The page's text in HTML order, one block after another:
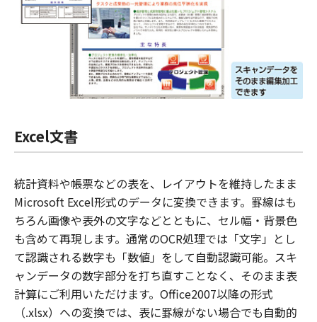
Excel文書
統計資料や帳票などの表を、レイアウトを維持したまま
Microsoft Excel形式のデータに変換できます。罫線はも
ちろん画像や表外の文字などとともに、セル幅・背景色
も含めて再現します。通常のOCR処理では「文字」とし
て認識される数字も「数値」をして自動認識可能。スキ
ャンデータの数字部分を打ち直すことなく、そのまま表
計算にご利用いただけます。Office2007以降の形式
（.xlsx）への変換では、表に罫線がない場合でも自動的